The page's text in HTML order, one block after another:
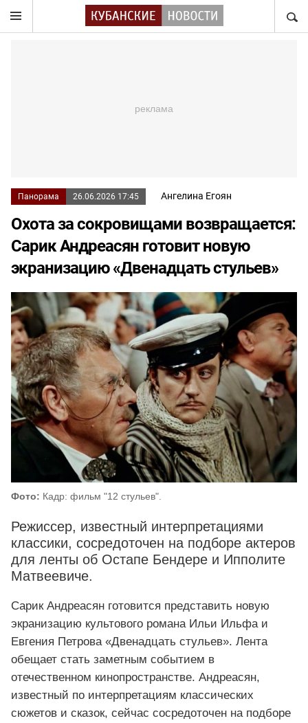
Панорама 26.06.2026 17:45 Ангелина Егоян
Охота за сокровищами возвращается:
Сарик Андреасян готовит новую
экранизацию «Двенадцать стульев»
Фото: Кадр: фильм "12 стульев".
Режиссер, известный интерпретациями
классики, сосредоточен на подборе актеров
для ленты об Остапе Бендере и Ипполите
Матвеевиче.
Сарик Андреасян готовится представить новую
экранизацию культового романа Ильи Ильфа и
Евгения Петрова «Двенадцать стульев». Лента
обещает стать заметным событием в
отечественном кинопространстве. Андреасян,
известный по интерпретациям классических
сюжетов и сказок, сейчас сосредоточен на подборе